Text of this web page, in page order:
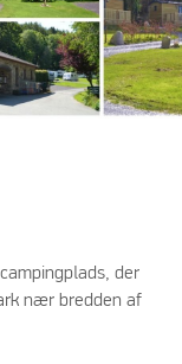
der
nær bredden af